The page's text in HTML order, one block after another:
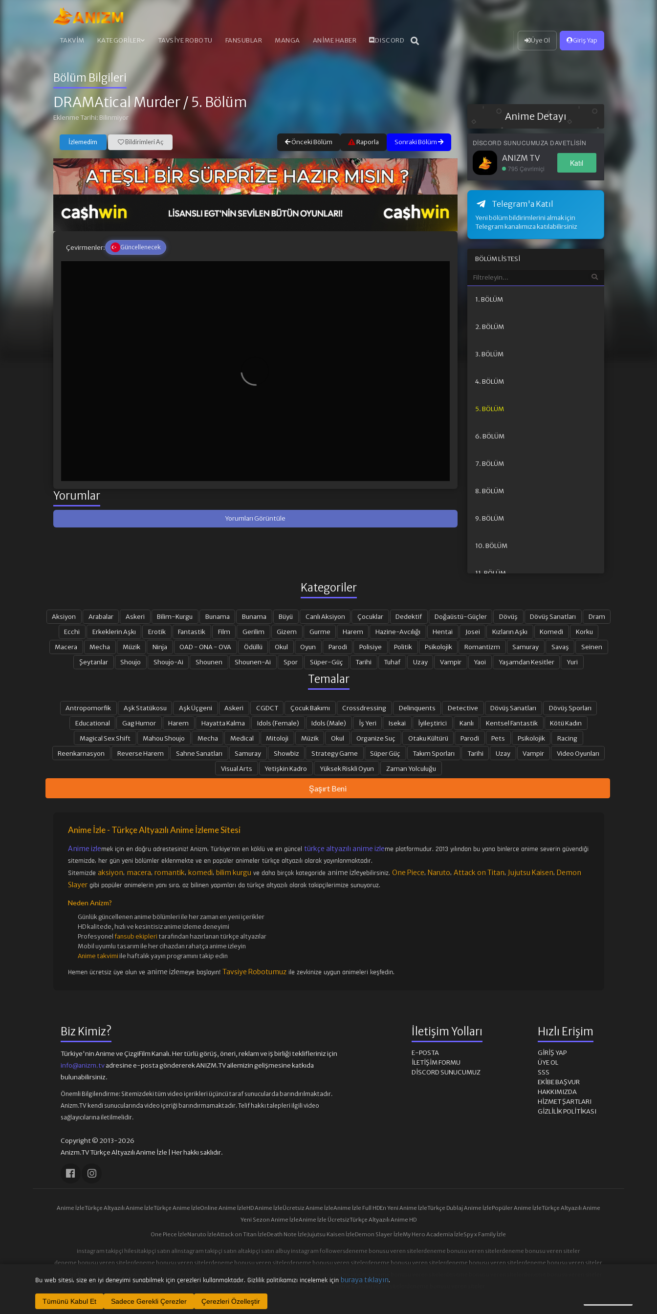
TAKVİM KATEGORİLER TAVSİYE ROBOTU FANSUBLAR MANGA ANİME HABER DISCORD Üye Ol Giriş Yap
Bölüm Bilgileri
DRAMAtical Murder / 5. Bölüm
Eklenme Tarihi: Bilinmiyor
İzlemedim Bildirimleri Aç Önceki Bölüm Raporla Sonraki Bölüm
Çevirmenler: Güncellenecek
Yorumlar
Yorumları Görüntüle
DISCORD SUNUCUMUZA DAVETLISIN
ANIZM TV
795 Çevrimiçi
Katıl
Telegram'a Katıl
Yeni bölüm bildirimlerini almak için
Telegram kanalımıza katılabilirsiniz
Anime Detayı
BÖLÜM LISTESI
1. BÖLÜM
2. BÖLÜM
3. BÖLÜM
4. BÖLÜM
5. BÖLÜM
6. BÖLÜM
7. BÖLÜM
8. BÖLÜM
9. BÖLÜM
10. BÖLÜM
11. BÖLÜM
OVA 1
Kategoriler
Aksiyon Arabalar Askeri Bilim-Kurgu Bunama Bunama Büyü Canlı Aksiyon Çocuklar Dedektif Doğaüstü-Güçler Dövüş Dövüş Sanatları
Dram
Ecchi
Erkeklerin Aşkı Erotik Fantastik Film Gerilim Gizem Gurme Harem Hazine-Avcılığı Hentai Josei Kızların Aşkı Komedi
Korku
Macera
Mecha Müzik Ninja OAD - ONA - OVA Ödüllü Okul Oyun Parodi Polisiye Politik Psikolojik Romantizm Samuray Savaş
Seinen
Şeytanlar
Shoujo Shoujo-Ai Shounen Shounen-Ai Spor Süper-Güç Tarihi Tuhaf Uzay Vampir Yaoi Yaşamdan Kesitler Yuri
Temalar
Antropomorfik Aşk Statükosu Aşk Üçgeni Askeri CGDCT Çocuk Bakımı Crossdressing Delinquents Detective Dövüş Sanatları
Dövüş Sporları
Educational
Gag Humor Harem Hayatta Kalma Idols (Female) Idols (Male) İş Yeri Isekai İyileştirici Kanlı Kentsel Fantastik
Kötü Kadın
Magical Sex Shift
Mahou Shoujo Mecha Medical Mitoloji Müzik Okul Organize Suç Otaku Kültürü Parodi Pets Psikolojik
Racing
Reenkarnasyon
Reverse Harem Sahne Sanatları Samuray Showbiz Strategy Game Süper Güç Takım Sporları Tarihi Uzay Vampir
Video Oyunları
Visual Arts
Yetişkin Kadro Yüksek Riskli Oyun Zaman Yolculuğu
Şaşırt Beni
Anime İzle - Türkçe Altyazılı Anime İzleme Sitesi
Anime izlemek için en doğru adrestesiniz! Anizm, Türkiye'nin en köklü ve en güncel türkçe altyazılı anime izleme platformudur. 2013 yılından bu yana binlerce anime severin güvendiği
sitemizde, her gün yeni bölümler eklenmekte ve en popüler animeler türkçe altyazılı olarak yayınlanmaktadır.
Sitemizde aksiyon, macera, romantik, komedi, bilim kurgu ve daha birçok kategoride anime izleyebilirsiniz. One Piece, Naruto, Attack on Titan, Jujutsu Kaisen, Demon
Slayergibi popüler animelerin yanı sıra, az bilinen yapımları da türkçe altyazılı olarak takipçilerimize sunuyoruz.
Neden Anizm?
Günlük güncellenen anime bölümleri ile her zaman en yeni içerikler
HD kalitede, hızlı ve kesintisiz anime izleme deneyimi
Profesyonel fansub ekipleri tarafından hazırlanan türkçe altyazılar
Mobil uyumlu tasarım ile her cihazdan rahatça anime izleyin
Anime takvimi ile haftalık yayın programını takip edin
Hemen ücretsiz üye olun ve anime izlemeye başlayın! Tavsiye Robotumuzile zevkinize uygun animeleri keşfedin.
Biz Kimiz?
Türkiye'nin Anime ve ÇizgiFilm Kanalı. Her türlü görüş, öneri, reklam ve iş birliği teklifleriniz için
info@anizm.tvadresine e-posta göndererek ANIZM.TV ailemizin gelişmesine katkıda
bulunabilirsiniz.
Önemli Bilgilendirme:Sitemizdeki tüm video içerikleri üçüncü taraf sunucularda barındırılmaktadır.
Anizm.TV kendi sunucularında video içeriği barındırmamaktadır. Telif hakkı talepleri ilgili video
sağlayıcılarına iletilmelidir.
Copyright © 2013-2026
Anizm.TV Türkçe Altyazılı Anime İzle | Her hakkı saklıdır.
İletişim Yolları
E-POSTA
İLETIŞIM FORMU
DISCORD SUNUCUMUZ
Hızlı Erişim
GIRIŞ YAP
ÜYE OL
SSS
EKIBE BAŞVUR
HAKKIMIZDA
HIZMET ŞARTLARI
GIZLILIK POLITIKASI
Anime İzleTürkçe Altyazılı Anime İzleTürkçe Anime İzleOnline Anime İzleHD Anime İzleÜcretsiz Anime İzleAnime İzle Full HDEn Yeni Anime İzleTürkçe Dublaj Anime İzlePopüler Anime İzleTürkçe Altyazılı Anime
Yeni Sezon Anime İzleAnime İzle ÜcretsizTürkçe Altyazılı Anime HD
One Piece İzleNaruto İzleAttack on Titan İzleDeath Note İzle Jujutsu Kaisen İzleDemon Slayer İzleMy Hero Academia İzleSpy x Family İzle
instagram takipçi hilesitakipçi satın al instagram takipçi satın al takipçi satın al buy instagram followersdeneme bonusu veren sitelerdeneme bonusu veren sitelerdeneme bonusu veren siteler
deneme bonusu veren sitelerdeneme bonusu veren sitelerdeneme bonusu veren sitelerdeneme bonusu veren sitelerdeneme bonusu veren sitelerdeneme bonusu veren sitelerdeneme bonusu veren siteler
Bu web sitesi, size en iyi deneyimi sunabilmek için çerezleri kullanmaktadır. Gizlilik politikamızı incelemek için buraya tıklayın.
Tümünü Kabul Et Sadece Gerekli Çerezler Çerezleri Özelleştir